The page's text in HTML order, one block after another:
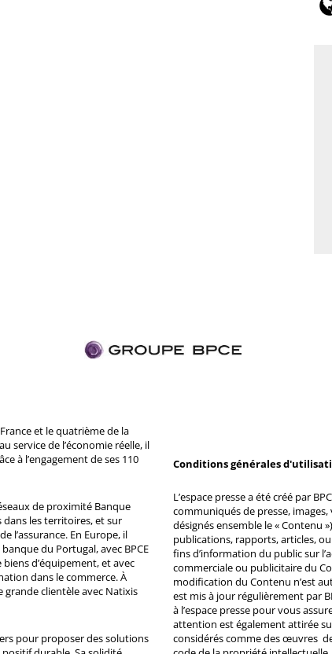
et le quatrième de la
service de l’économie réelle, il
à l’engagement de ses 110
de proximité Banque
dans les territoires, et sur
l’assurance. En Europe, il
du Portugal, avec BPCE
d’équipement, et avec
dans le commerce. À
grande clientèle avec Natixis
pour proposer des solutions
Conditions générales
L’espace presse a été créé par
communiqués de presse,
désignés ensemble le « Contenu
publications, rapports, articles,
fins d’information du public sur
commerciale ou publicitaire du
modification du Contenu n’est
est mis à jour régulièrement par
à l’espace presse pour vous
attention est également attirée
considérés comme des œuvres